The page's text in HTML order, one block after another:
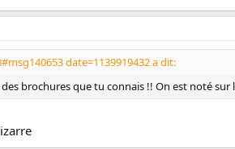
date=1139919432 a dit:
brochures que tu connais !! On est noté